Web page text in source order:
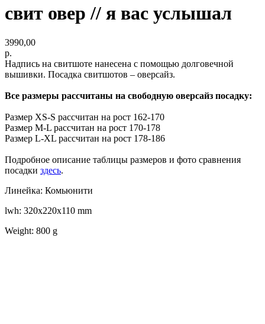
свит овер // я вас услышал
3990,00
р.
Надпись на свитшоте нанесена с помощью долговечной
вышивки. Посадка свитшотов – оверсайз.
Все размеры рассчитаны на свободную оверсайз посадку:
Размер XS-S рассчитан на рост 162-170
Размер M-L рассчитан на рост 170-178
Размер L-XL рассчитан на рост 178-186
Подробное описание таблицы размеров и фото сравнения
посадки здесь.
Линейка: Комьюнити
lwh: 320x220x110 mm
Weight: 800 g